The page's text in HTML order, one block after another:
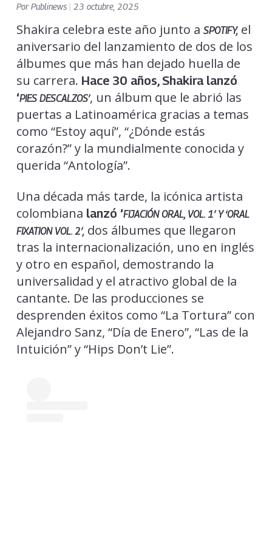
PorPublinews 23 octubre, 2025
Shakira celebra este año junto a SPOTIFY,el
aniversario del lanzamiento de dos de los
álbumes que más han dejado huella de
su carrera. Hace 30 años, Shakira lanzó
‘PIES DESCALZOS’, un álbum que le abrió las
puertas a Latinoamérica gracias a temas
como “Estoy aquí”, “¿Dónde estás
corazón?” y la mundialmente conocida y
querida “Antología”.
Una década más tarde, la icónica artista
colombiana lanzó ‘FIJACIÓN ORAL, VOL. 1′ Y ‘ORAL
FIXATION VOL. 2′,dos álbumes que llegaron
tras la internacionalización, uno en inglés
y otro en español, demostrando la
universalidad y el atractivo global de la
cantante. De las producciones se
desprenden éxitos como “La Tortura” con
Alejandro Sanz, “Día de Enero”, “Las de la
Intuición” y “Hips Don’t Lie”.